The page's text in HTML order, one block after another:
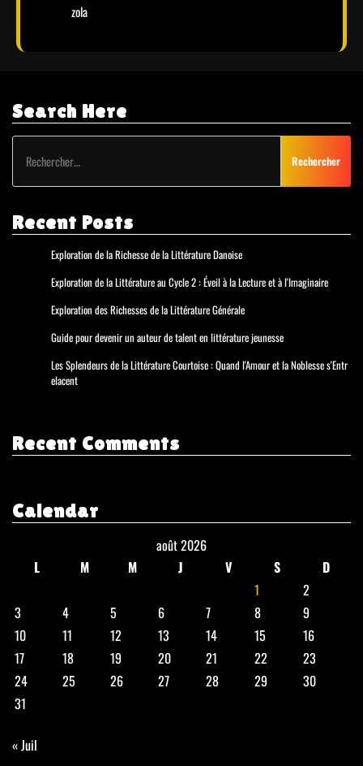
zola
Search Here
Rechercher :
Recent Posts
Exploration de la Richesse de la Littérature Danoise
Exploration de la Littérature au Cycle 2 : Éveil à la Lecture et à l'Imaginaire
Exploration des Richesses de la Littérature Générale
Guide pour devenir un auteur de talent en littérature jeunesse
Les Splendeurs de la Littérature Courtoise : Quand l'Amour et la Noblesse s'Entr
elacent
Recent Comments
Calendar
août 2026
L
M M J V S
D
1
2
3
4 5 6 7 8
9
10
11 12 13 14 15
16
17
18 19 20 21 22
23
24
25 26 27 28 29
30
31
« Juil